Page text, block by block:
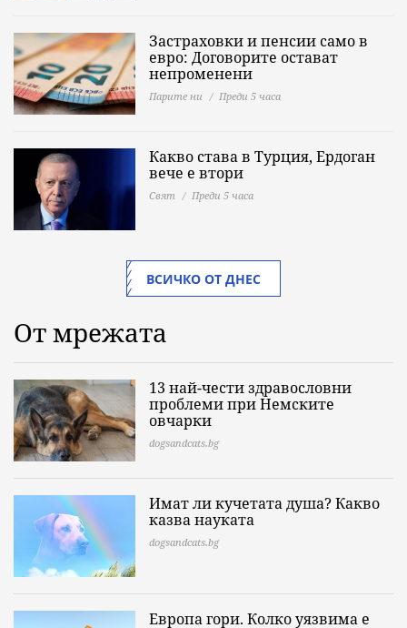
Застраховки и пенсии само в
евро: Договорите остават
непроменени
Парите ни Преди 5 часа
Какво става в Турция, Ердоган
вече е втори
Свят Преди 5 часа
ВСИЧКО ОТ ДНЕС
От мрежата
13 най-чести здравословни
проблеми при Немските
овчарки
dogsandcats.bg
Имат ли кучетата душа? Какво
казва науката
dogsandcats.bg
Европа гори. Колко уязвима е